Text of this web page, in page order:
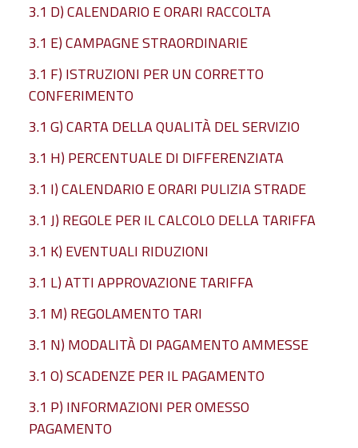
3.1 D) CALENDARIO E ORARI RACCOLTA
3.1 E) CAMPAGNE STRAORDINARIE
3.1 F) ISTRUZIONI PER UN CORRETTO
CONFERIMENTO
3.1 G) CARTA DELLA QUALITÀ DEL SERVIZIO
3.1 H) PERCENTUALE DI DIFFERENZIATA
3.1 I) CALENDARIO E ORARI PULIZIA STRADE
3.1 J) REGOLE PER IL CALCOLO DELLA TARIFFA
3.1 K) EVENTUALI RIDUZIONI
3.1 L) ATTI APPROVAZIONE TARIFFA
3.1 M) REGOLAMENTO TARI
3.1 N) MODALITÀ DI PAGAMENTO AMMESSE
3.1 O) SCADENZE PER IL PAGAMENTO
3.1 P) INFORMAZIONI PER OMESSO
PAGAMENTO